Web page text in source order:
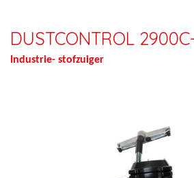
DUSTCONTROL
Industrie- stofzuiger